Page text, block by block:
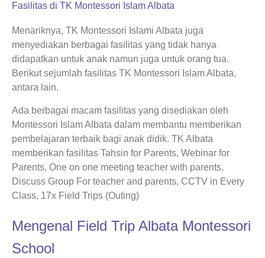
Fasilitas di TK Montessori Islam Albata
Menariknya, TK Montessori Islami Albata juga
menyediakan berbagai fasilitas yang tidak hanya
didapatkan untuk anak namun juga untuk orang tua.
Berikut sejumlah fasilitas TK Montessori Islam Albata,
antara lain.
Ada berbagai macam fasilitas yang disediakan oleh
Montessori Islam Albata dalam membantu memberikan
pembelajaran terbaik bagi anak didik. TK Albata
memberikan fasilitas Tahsin for Parents, Webinar for
Parents, One on one meeting teacher with parents,
Discuss Group For teacher and parents, CCTV in Every
Class, 17x Field Trips (Outing)
Mengenal Field Trip Albata Montessori
School